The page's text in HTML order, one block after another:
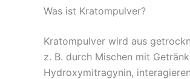
Was ist Kratompulver?
Kratompulver wird aus
z. B. durch Mischen mit
Hydroxymitragynin,